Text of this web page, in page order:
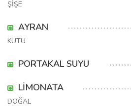
ŞİŞE
AYRAN
KUTU
PORTAKAL SUYU
LİMONATA
DOĞAL